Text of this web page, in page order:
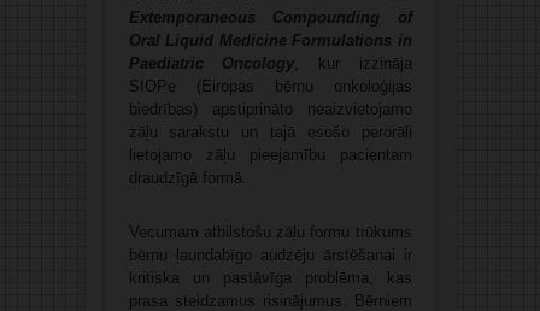
Extemporaneous Compounding of
Oral Liquid Medicine Formulations in
Paediatric Oncology , kur izzināja
SIOPe (Eiropas bērnu onkoloģijas
biedrības) apstiprināto neaizvietojamo
zāļu sarakstu un tajā esošo perorāli
lietojamo zāļu pieejamību pacientam
draudzīgā formā.
Vecumam atbilstošu zāļu formu trūkums
bērnu ļaundabīgo audzēju ārstēšanai ir
kritiska un pastāvīga problēma, kas
prasa steidzamus risinājumus. Bērniem